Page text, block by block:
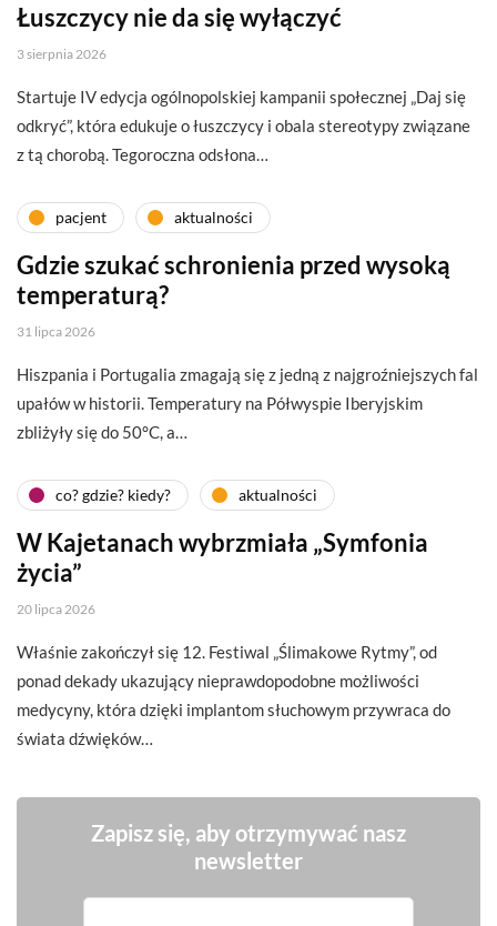
Łuszczycy nie da się wyłączyć
3 sierpnia 2026
Startuje IV edycja ogólnopolskiej kampanii społecznej „Daj się
odkryć”, która edukuje o łuszczycy i obala stereotypy związane
z tą chorobą. Tegoroczna odsłona…
pacjent aktualności
Gdzie szukać schronienia przed wysoką
temperaturą?
31 lipca 2026
Hiszpania i Portugalia zmagają się z jedną z najgroźniejszych fal
upałów w historii. Temperatury na Półwyspie Iberyjskim
zbliżyły się do 50°C, a…
co? gdzie? kiedy? aktualności
W Kajetanach wybrzmiała „Symfonia
życia”
20 lipca 2026
Właśnie zakończył się 12. Festiwal „Ślimakowe Rytmy”, od
ponad dekady ukazujący nieprawdopodobne możliwości
medycyny, która dzięki implantom słuchowym przywraca do
świata dźwięków…
Zapisz się, aby otrzymywać nasz
newsletter